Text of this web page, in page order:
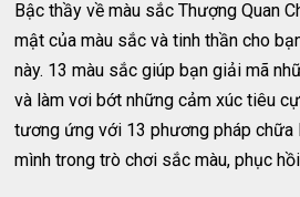
Bậc thầy về màu sắc Thượng Quan
mật của màu sắc và tinh thần cho
này. 13 màu sắc giúp bạn giải mã
và làm vơi bớt những cảm xúc tiêu
tương ứng với 13 phương pháp chữa
mình trong trò chơi sắc màu, phục